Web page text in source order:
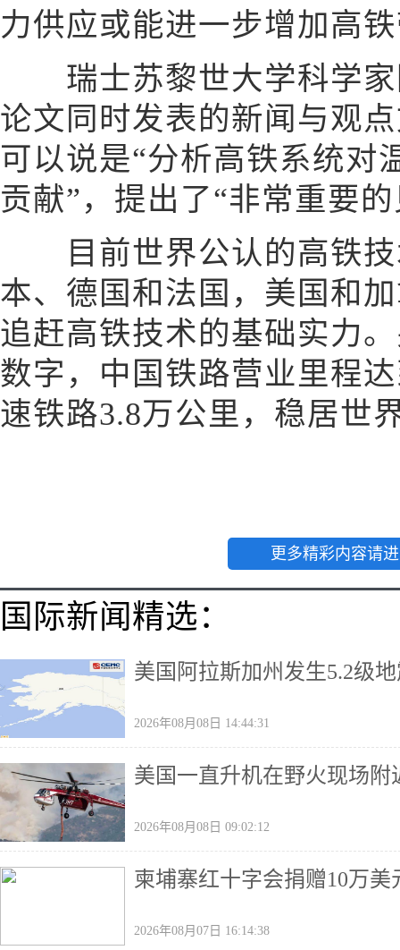
力供应或能进一步增加高
瑞士苏黎世大学科学家
论文同时发表的新闻与观
可以说是“分析高铁系统对
贡献”，提出了“非常重要
目前世界公认的高铁技
本、德国和法国，美国和
追赶高铁技术的基础实力
数字，中国铁路营业里程
速铁路3.8万公里，稳居世
更多精彩内容请
国际新闻精选：
美国阿拉斯加州发生5.2级
2026年08月08日 14:44:31
美国一直升机在野火现场
2026年08月08日 09:02:12
柬埔寨红十字会捐赠10万
2026年08月07日 16:14:38